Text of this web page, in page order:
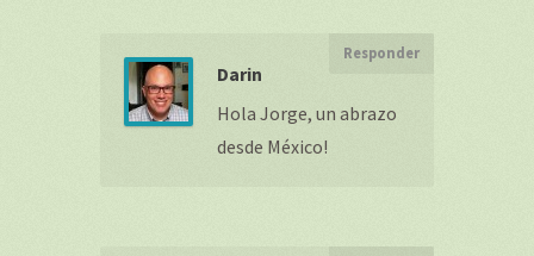
Darin
Responder
Hola Jorge, un abrazo
desde México!